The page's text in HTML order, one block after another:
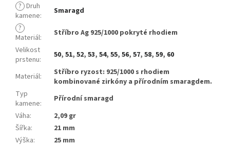
? Druh
kamene:
Smaragd
?
Materiál:
Stříbro Ag 925/1000 pokryté rhodiem
Velikost
prstenu: 50, 51, 52, 53, 54, 55, 56, 57, 58, 59, 60
Materiál:
Stříbro ryzost: 925/1000 s rhodiem
kombinované zirkóny a přírodním smaragdem.
Typ
kamene:
Přírodní smaragd
Váha:
2,09 gr
Šířka:
21 mm
Výška: 25 mm